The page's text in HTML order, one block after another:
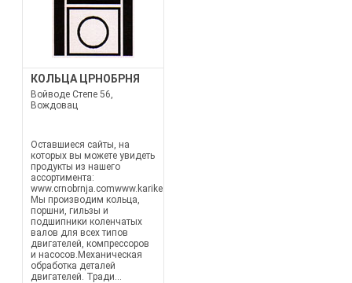
КОЛЬЦА ЦРНОБРНЯ
Войводе Степе 56,
Вождовац
Оставшиеся сайты, на
которых вы можете увидеть
продукты из нашего
ассортимента:
www.crnobrnja.comwww.karike.euwww.hilzne.rs
Мы производим кольца,
поршни, гильзы и
подшипники коленчатых
валов для всех типов
двигателей, компрессоров
и насосов.Механическая
обработка деталей
двигателей. Тради...